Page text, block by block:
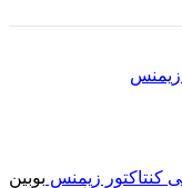
کنتاکتور زیمنس بوبین